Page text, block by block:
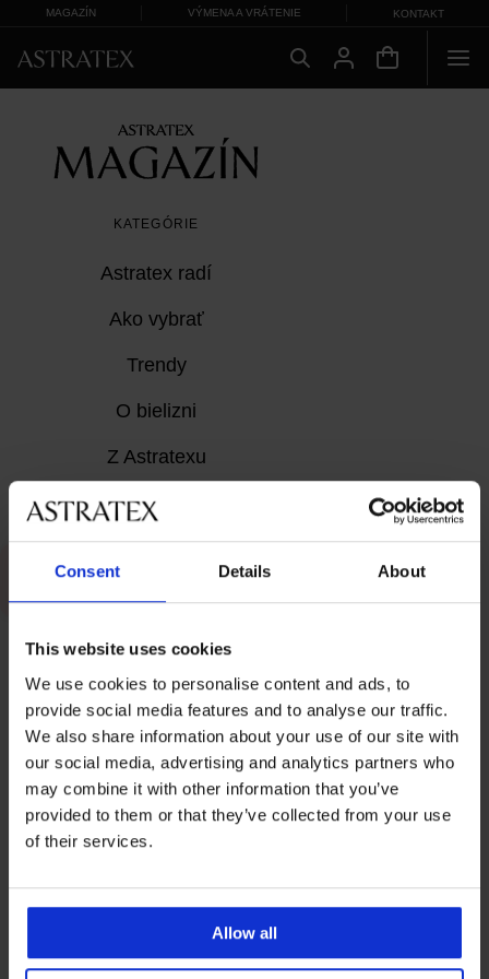
Consent Details About
This website uses cookies
We use cookies to personalise content and ads, to
provide social media features and to analyse our traffic.
We also share information about your use of our site with
our social media, advertising and analytics partners who
may combine it with other information that you’ve
provided to them or that they’ve collected from your use
of their services.
Allow all
MAGAZÍN VÝMENA A VRÁTENIE KONTAKT
KATEGÓRIE
Astratex radí
Ako vybrať
Trendy
O bielizni
Z Astratexu
Plavky
Skúšobná kabínka
Štítok: Športové podprsenky
ASTRATEX RADÍ
Top cviky pre pevné prsia a najlepšie
športové podprsenky
O BIELIZNI ASTRATEX RADÍ
Starostlivosť o športovú bielizeň: Ako
zabezpečiť dlhú životnosť